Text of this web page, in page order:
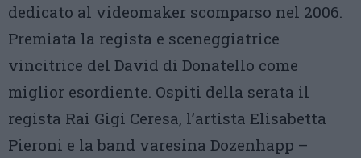
dedicato al videomaker scomparso nel 2006.
Premiata la regista e sceneggiatrice
vincitrice del David di Donatello come
miglior esordiente. Ospiti della serata il
regista Rai Gigi Ceresa, l’artista Elisabetta
Pieroni e la band varesina Dozenhapp –